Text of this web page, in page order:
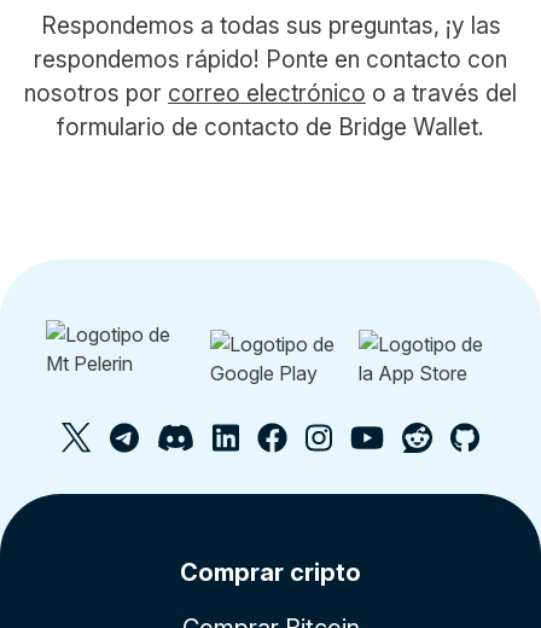
Respondemos a todas sus preguntas, ¡y las
respondemos rápido! Ponte en contacto con
nosotros por correo electrónico o a través del
formulario de contacto de Bridge Wallet.
Comprar cripto